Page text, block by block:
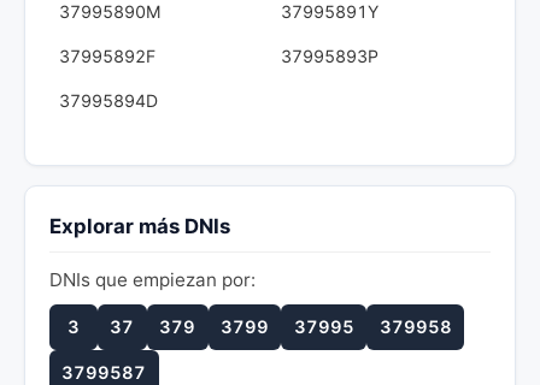
37995890M 37995891Y
37995892F 37995893P
37995894D
Explorar más DNIs
DNIs que empiezan por:
3 37 379 3799 37995 379958
3799587